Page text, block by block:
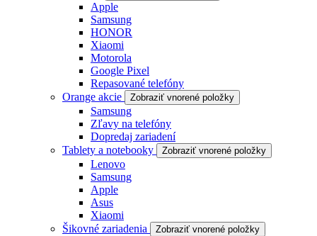
Apple
Samsung
HONOR
Xiaomi
Motorola
Google Pixel
Repasované telefóny
Orange akcie
Zobraziť vnorené položky
Samsung
Zľavy na telefóny
Dopredaj zariadení
Tablety a notebooky
Zobraziť vnorené položky
Lenovo
Samsung
Apple
Asus
Xiaomi
Šikovné zariadenia
Zobraziť vnorené položky